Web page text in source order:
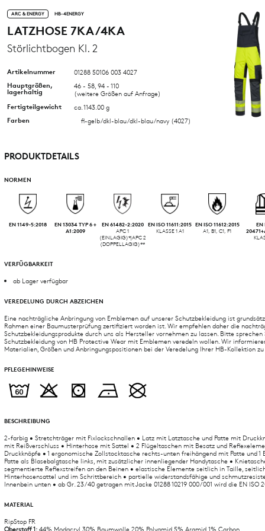
ARC & ENERGY HB-4ENERGY
LATZHOSE 7KA/4KA
Störlichtbogen Kl. 2
Artikelnummer
01288 50106 003 4027
Hauptgrößen,
lagerhaltig
46 - 58, 94 - 110
(weitere Größen auf Anfrage)
Fertigteilgewicht
ca. 1143.00 g
Farben
fl-gelb/dkl-blau/dkl-blau/navy (4027)
PRODUKTDETAILS
NORMEN
EN 1149-5:2018
EN 13034 TYP 6 +
A1:2009
EN 61482-2:2020
APC 1
(EINLAGIG)*|APC 2
(DOPPELLAGIG)**
EN ISO 11611:2015
KLASSE 1 A1
EN ISO 11612:2015
A1, B1, C1, F1
EN
VERFÜGBARKEIT
ab Lager verfügbar
PFLEGEHINWEISE
BESCHREIBUNG
2-farbig • Stretchträger mit Fixlockschnallen • Latz mit Latztasche und Patte mit
mit Reißverschluss • Hinterhose mit Sattel • 2 Flügeltaschen mit Besatz und
Druckknöpfe • 1 ergonomische Zollstocktasche rechts-unten freihängend mit Patte und
Patte als Blasebalgtasche links, mit zusätzlicher innenliegender Handytasche •
segmentierte Reflexstreifen an den Beinen • elastische Elemente seitlich in Taille,
Hinterhosensattel und im Schrittbereich • partielle widerstandsfähige und
Innenbein unten • ab Gr. 23 / 40 getragen mit Jacke 01288 10219 000 / 001 wird die EN ISO
VEREDELUNG DURCH ABZEICHEN
Eine nachträgliche Anbringung von Emblemen auf unserer Schutzbekleidung ist
Rahmen einer Baumusterprüfung zertifiziert worden ist. Wir empfehlen daher die
Schutzbekleidungsprodukte durch uns als Hersteller vornehmen zu lassen. Bitte sprechen
Schutzbekleidung von HB Protective Wear mit Emblemen veredeln wollen. Wir
Materialien, Größen und Anbringungspositionen bei der Veredelung Ihrer HB-Kollektion
MATERIAL
RipStop FR
Oberstoff 1: 44% Modacryl,30% Baumwolle,20% Polyamid,5% Aramid,1% Carbon